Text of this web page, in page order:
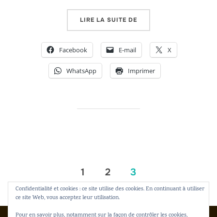
LIRE LA SUITE DE
Facebook E-mail X
WhatsApp Imprimer
Pagination
des
publications
1 2 3
Confidentialité et cookies : ce site utilise des cookies. En continuant à utiliser
ce site Web, vous acceptez leur utilisation.
Pour en savoir plus, notamment sur la façon de contrôler les cookies,